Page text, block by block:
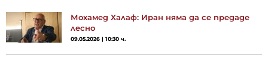
Мохамед Халаф: Иран няма да се предаде
лесно
09.05.2026 | 10:30 ч.